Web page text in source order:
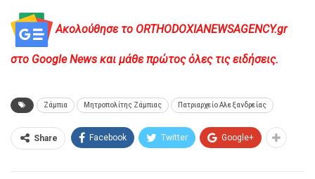
Ακολούθησε το ORTHODOXIANEWSAGENCY.gr
στο Google News και μάθε πρώτος όλες τις ειδήσεις.
Ζάμπια Μητροπολίτης Ζάμπιας Πατριαρχείο Αλεξανδρείας
Share Facebook Twitter Google+